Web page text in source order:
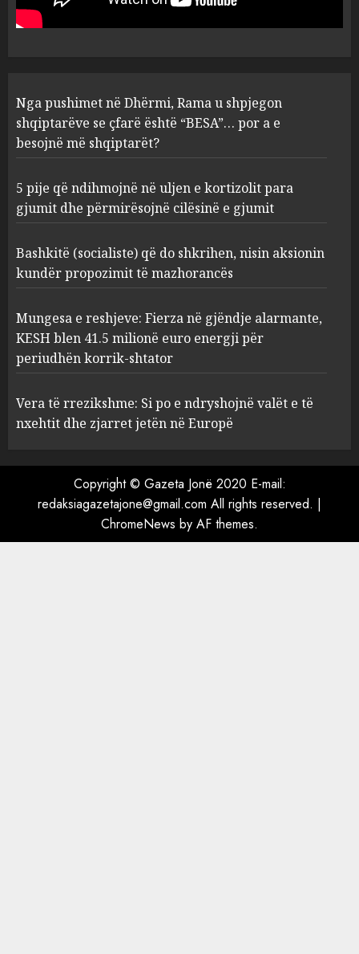
2
3
shkrihen, nisin aksionin
kundër propozimit të
mazhorancës
AUGUST 6, 2026
4
Mungesa e reshjeve: Fierza në
gjëndje alarmante, KESH blen
41.5 milionë euro energji për
periudhën korrik-shtator
AUGUST 6, 2026
5
Vera të rrezikshme: Si po e
ndryshojnë valët e të nxehtit
dhe zjarret jetën në Europë
AUGUST 6, 2026
Nga pushimet në Dhërmi, Rama u shpjegon
shqiptarëve se çfarë është “BESA”… por a e
besojnë më shqiptarët?
5 pije që ndihmojnë në uljen e kortizolit para
gjumit dhe përmirësojnë cilësinë e gjumit
Bashkitë (socialiste) që do shkrihen, nisin aksionin
kundër propozimit të mazhorancës
Mungesa e reshjeve: Fierza në gjëndje alarmante,
KESH blen 41.5 milionë euro energji për
periudhën korrik-shtator
Vera të rrezikshme: Si po e ndryshojnë valët e të
nxehtit dhe zjarret jetën në Europë
Copyright © Gazeta Jonë 2020 E-mail:
redaksiagazetajone@gmail.com All rights reserved. |
ChromeNews by AF themes.